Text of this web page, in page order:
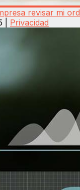
revisar mi
Privacidad